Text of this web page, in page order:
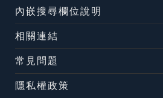
內嵌搜尋欄位說明
相關連結
常見問題
隱私權政策